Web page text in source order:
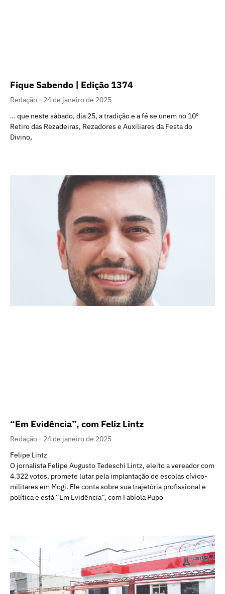
Fique Sabendo | Edição 1374
Redação
24 de janeiro de 2025
… que neste sábado, dia 25, a tradição e a fé se unem no 10º
Retiro das Rezadeiras, Rezadores e Auxiliares da Festa do
Divino,
“Em Evidência”, com Feliz Lintz
Redação
24 de janeiro de 2025
Felipe Lintz
O jornalista Felipe Augusto Tedeschi Lintz, eleito a vereador com
4.322 votos, promete lutar pela implantação de escolas cívico-
militares em Mogi. Ele conta sobre sua trajetória profissional e
política e está “Em Evidência”, com Fabíola Pupo